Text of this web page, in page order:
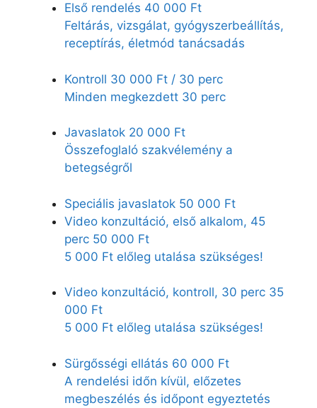
Első rendelés 40 000 Ft
Feltárás, vizsgálat, gyógyszerbeállítás,
receptírás, életmód tanácsadás
Kontroll 30 000 Ft / 30 perc
Minden megkezdett 30 perc
Javaslatok 20 000 Ft
Összefoglaló szakvélemény a
betegségről
Speciális javaslatok 50 000 Ft
Video konzultáció, első alkalom, 45
perc 50 000 Ft
5 000 Ft előleg utalása szükséges!
Video konzultáció, kontroll, 30 perc 35
000 Ft
5 000 Ft előleg utalása szükséges!
Sürgősségi ellátás 60 000 Ft
A rendelési időn kívül, előzetes
megbeszélés és időpont egyeztetés